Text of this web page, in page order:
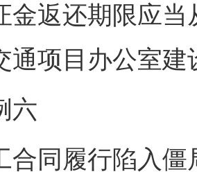
金返还期限应
通项目办公室
履行陷入僵